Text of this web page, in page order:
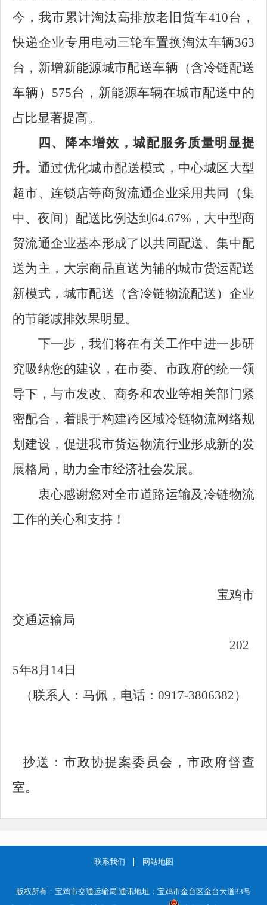
今，我市累计淘汰高排放老旧货车410台，
快递企业专用电动三轮车置换淘汰车辆363
台，新增新能源城市配送车辆（含冷链配送
车辆）575台，新能源车辆在城市配送中的
占比显著提高。
四、降本增效，城配服务质量明显提
升。 通过优化城市配送模式，中心城区大型
超市、连锁店等商贸流通企业采用共同（集
中、夜间）配送比例达到64.67%，大中型商
贸流通企业基本形成了以共同配送、集中配
送为主，大宗商品直送为辅的城市货运配送
新模式，城市配送（含冷链物流配送）企业
的节能减排效果明显。
下一步，我们将在有关工作中进一步研
究吸纳您的建议，在市委、市政府的统一领
导下，与市发改、商务和农业等相关部门紧
密配合，着眼于构建跨区域冷链物流网络规
划建设，促进我市货运物流行业形成新的发
展格局，助力全市经济社会发展。
衷心感谢您对全市道路运输及冷链物流
工作的关心和支持！
宝鸡市
交通运输局
202
5年8月14日
（联系人：马佩，电话：0917-3806382）
抄送：市政协提案委员会，市政府督查
室。
联系我们 网站地图
版权所有：宝鸡市交通运输局 通讯地址：宝鸡市金台区金台大道33号